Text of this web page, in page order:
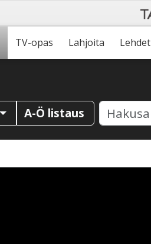
TV-opas Lahjoita Lehdet
A-Ö listaus